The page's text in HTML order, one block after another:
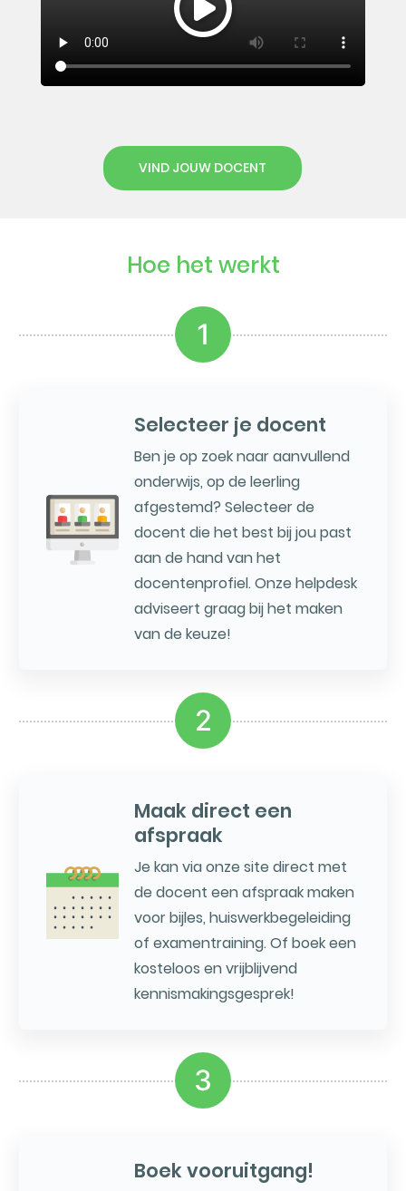
VIND JOUW DOCENT
Hoe het werkt
1
Selecteer je docent
Ben je op zoek naar aanvullend
onderwijs, op de leerling
afgestemd? Selecteer de
docent die het best bij jou past
aan de hand van het
docentenprofiel. Onze helpdesk
adviseert graag bij het maken
van de keuze!
2
Maak direct een
afspraak
Je kan via onze site direct met
de docent een afspraak maken
voor bijles, huiswerkbegeleiding
of examentraining. Of boek een
kosteloos en vrijblijvend
kennismakingsgesprek!
3
Boek vooruitgang!